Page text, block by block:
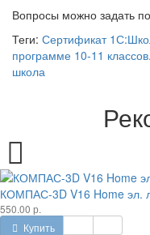
Вопросы можно задать
Теги: Сертификат
программе 10-11
школа
КОМПАС-3D V16 Home эл.
550.00 р.
Купить